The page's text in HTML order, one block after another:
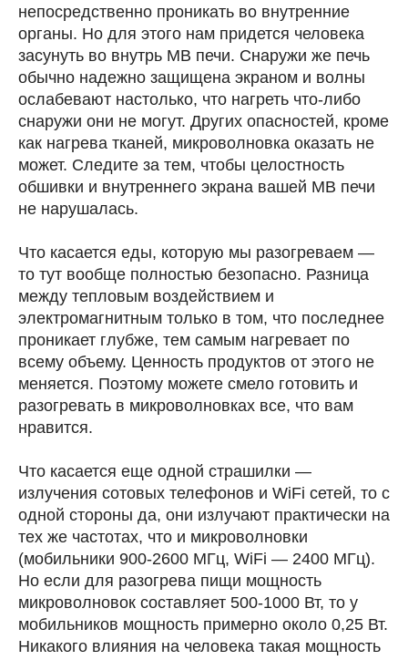
непосредственно проникать во внутренние
органы. Но для этого нам придется человека
засунуть во внутрь МВ печи. Снаружи же печь
обычно надежно защищена экраном и волны
ослабевают настолько, что нагреть что-либо
снаружи они не могут. Других опасностей, кроме
как нагрева тканей, микроволновка оказать не
может. Следите за тем, чтобы целостность
обшивки и внутреннего экрана вашей МВ печи
не нарушалась.
Что касается еды, которую мы разогреваем —
то тут вообще полностью безопасно. Разница
между тепловым воздействием и
электромагнитным только в том, что последнее
проникает глубже, тем самым нагревает по
всему объему. Ценность продуктов от этого не
меняется. Поэтому можете смело готовить и
разогревать в микроволновках все, что вам
нравится.
Что касается еще одной страшилки —
излучения сотовых телефонов и WiFi сетей, то с
одной стороны да, они излучают практически на
тех же частотах, что и микроволновки
(мобильники 900-2600 МГц, WiFi — 2400 МГц).
Но если для разогрева пищи мощность
микроволновок составляет 500-1000 Вт, то у
мобильников мощность примерно около 0,25 Вт.
Никакого влияния на человека такая мощность